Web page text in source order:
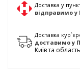
Доставка у
відправимоу
Доставка
доставимоу
Київ та область